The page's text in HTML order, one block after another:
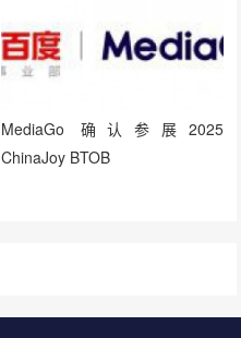
MediaGo 确认参展2025
ChinaJoy BTOB